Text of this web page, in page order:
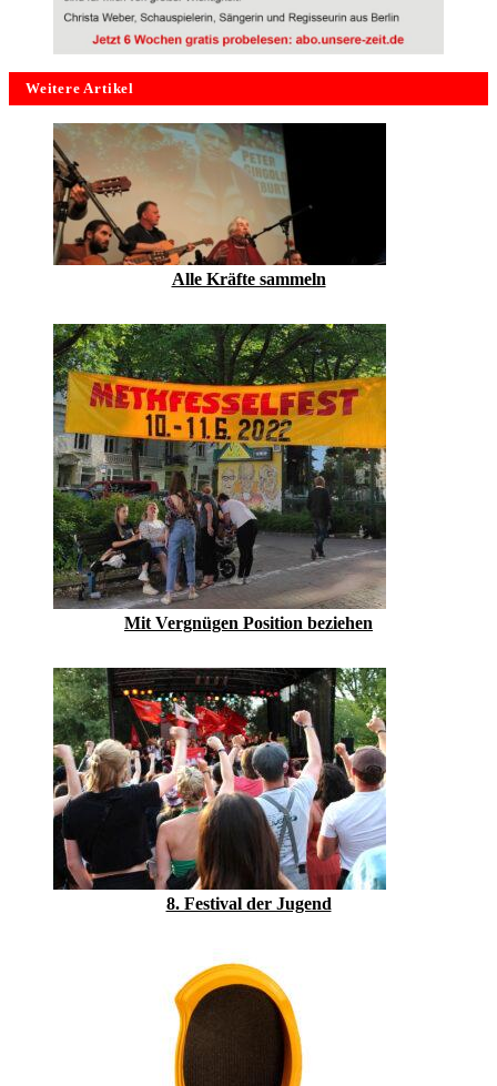
Weitere Artikel
Alle Kräfte sammeln
Mit Vergnügen Position beziehen
8. Festival der Jugend